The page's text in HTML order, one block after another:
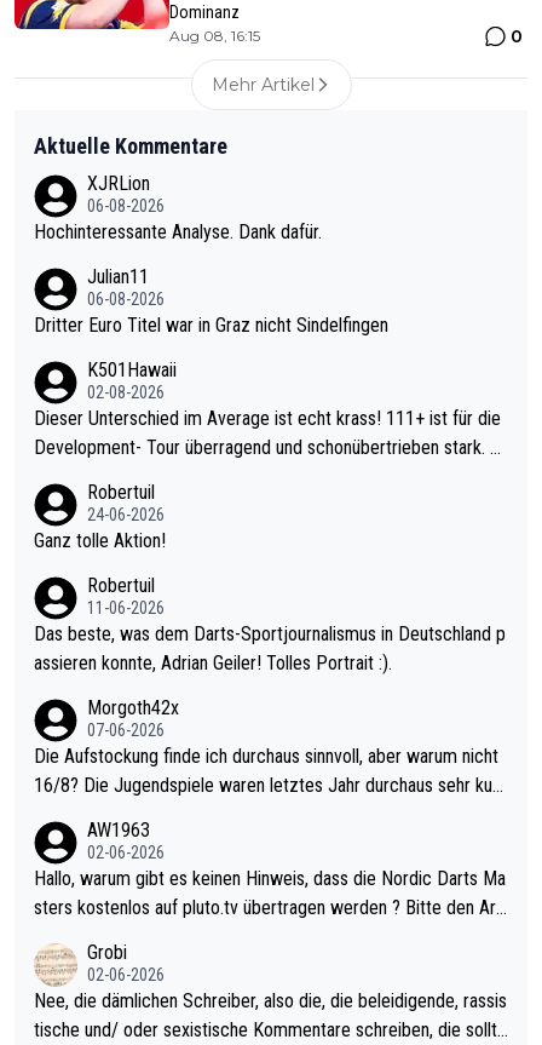
Dominanz
Aug 08, 16:15 0
Mehr Artikel
Aktuelle Kommentare
XJRLion
06-08-2026
Hochinteressante Analyse. Dank dafür.
Julian11
06-08-2026
Dritter Euro Titel war in Graz nicht Sindelfingen
K501Hawaii
02-08-2026
Dieser Unterschied im Average ist echt krass! 111+ ist für die
Development- Tour überragend und schonübertrieben stark. U
mal 40+ erst recht. Da gewinnst keinen Blumentopf - ist ja noc
h krasser wie ein Pokalspiel eines Kreisligisten vs einem Bund
Robertuil
24-06-2026
Ganz tolle Aktion!
Robertuil
11-06-2026
Das beste, was dem Darts-Sportjournalismus in Deutschland p
assieren konnte, Adrian Geiler! Tolles Portrait :).
Morgoth42x
07-06-2026
Die Aufstockung finde ich durchaus sinnvoll, aber warum nicht
16/8? Die Jugendspiele waren letztes Jahr durchaus sehr kurz
Allerdings ist Mitchell Lawrie als Nummer 1 der Welt eh qualifi
ziert. Somit ändert die automatische Qualifikation des Weltmei
sters erstmal nichts. Ich denke sie wollen damit für nächstes J
ohl wenig WDF Turniere spielen. Dies war bei Archie Self letzt
es Jahr der Fall. Er musste als amtierender Weltmeister durch
den Qualifier und ich glaube kaum, dass Mitchel sich das (in Ve
AW1963
02-06-2026
Hallo, warum gibt es keinen Hinweis, dass die Nordic Darts Ma
sters kostenlos auf pluto.tv übertragen werden ? Bitte den Arti
Grobi
02-06-2026
Nee, die dämlichen Schreiber, also die, die beleidigende, rassis
tische und/ oder sexistische Kommentare schreiben, die sollte